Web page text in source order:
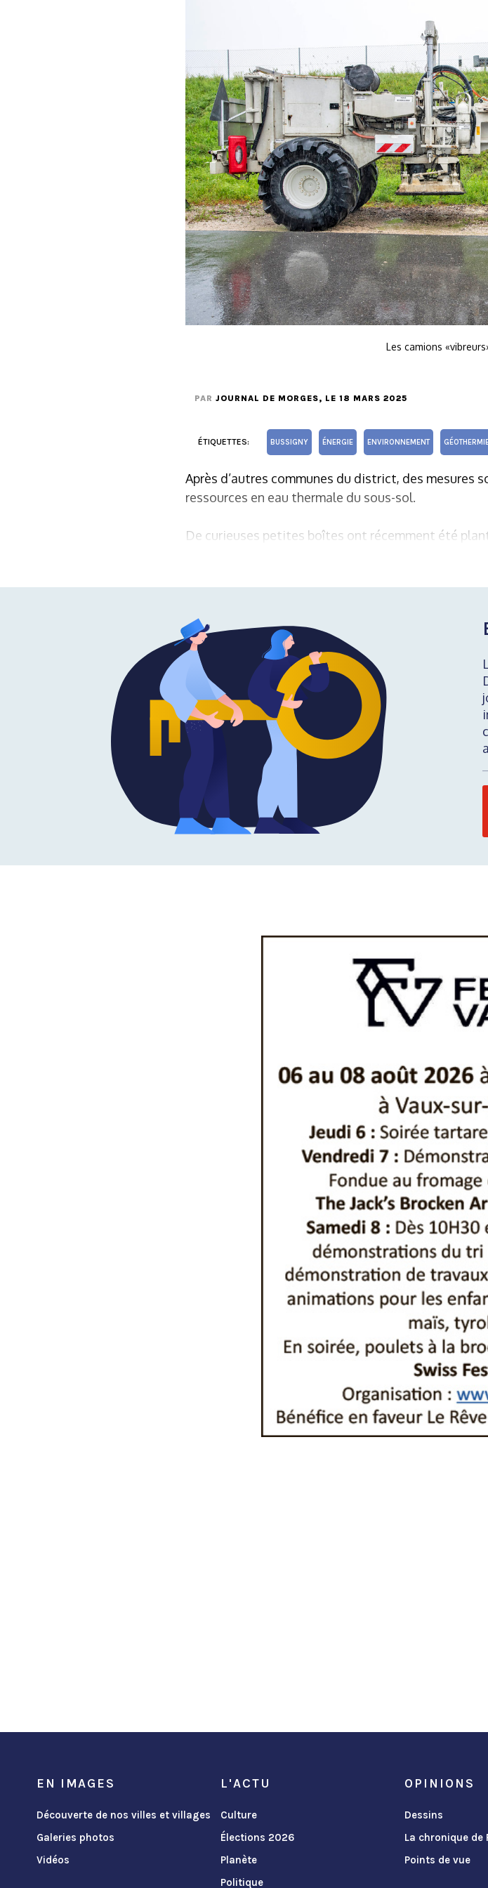
Les camions
PAR JOURNAL DE MORGES, LE 18 MARS 2025
ÉTIQUETTES: BUSSIGNY ÉNERGIE ENVIRONNEMENT
Après d’autres communes du district, des mesures
ressources en eau thermale du sous-sol.
De curieuses petites boîtes ont récemment été
EN IMAGES
Découverte de nos villes et villages
Galeries photos
Vidéos
L'ACTU
Culture
Élections 2026
Planète
Politique
OPINIONS
Dessins
La chronique de
Points de vue